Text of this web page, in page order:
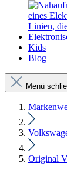
Kids
Blog
Menü
Original